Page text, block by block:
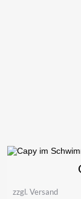
zzgl. Versand